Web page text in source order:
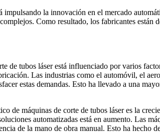
impulsando la innovación en el mercado
Como resultado, los fabricantes
de tubos láser está influenciado por varios
Las industrias como el automóvil, el
estas demandas. Esto ha llevado a una
de máquinas de corte de tubos láser es la
automatizadas está en aumento. Las
de la mano de obra manual. Esto ha hecho